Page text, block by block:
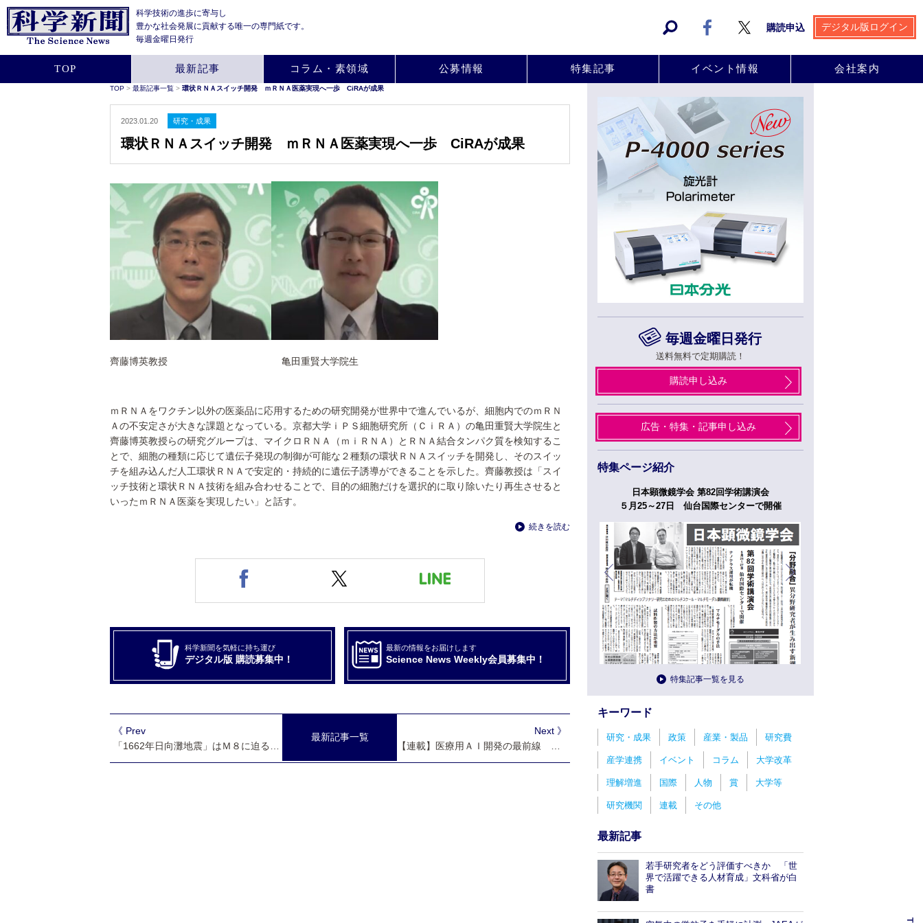
科学技術の進歩に寄与し
豊かな社会発展に貢献する唯一の専門紙です。
毎週金曜日発行
購読申込 デジタル版ログイン
TOP 最新記事 コラム・素領域 公募情報 特集記事 イベント情報 会社案内
TOP > 最新記事一覧 > 環状ＲＮＡスイッチ開発 ｍＲＮＡ医薬実現へ一歩 CiRAが成果
2023.01.20 研究・成果
環状ＲＮＡスイッチ開発 ｍＲＮＡ医薬実現へ一歩 CiRAが成果
齊藤博英教授 亀田重賢大学院生
ｍＲＮＡをワクチン以外の医薬品に応用するための研究開発が世界中で進んでいるが、細胞内でのｍＲＮ
Ａの不安定さが大きな課題となっている。京都大学ｉＰＳ細胞研究所（ＣｉＲＡ）の亀田重賢大学院生と
齊藤博英教授らの研究グループは、マイクロＲＮＡ（ｍｉＲＮＡ）とＲＮＡ結合タンパク質を検知するこ
とで、細胞の種類に応じて遺伝子発現の制御が可能な２種類の環状ＲＮＡスイッチを開発し、そのスイッ
チを組み込んだ人工環状ＲＮＡで安定的・持続的に遺伝子誘導ができることを示した。齊藤教授は「スイ
ッチ技術と環状ＲＮＡ技術を組み合わせることで、目的の細胞だけを選択的に取り除いたり再生させると
いったｍＲＮＡ医薬を実現したい」と話す。
続きを読む
科学新聞を気軽に持ち運び
デジタル版 購読募集中！
最新の情報をお届けします
Science News Weekly会員募集中！
最新記事一覧
Next 》
《 Prev
毎週金曜日発行
送料無料で定期購読！
購読申し込み
広告・特集・記事申し込み
特集ページ紹介
日本薬学会第145年会 ３月26日から29日まで
日本顕微鏡学会 第82回学術講演会
５月25～27日 仙台国際センターで開催
特集記事一覧を見る
キーワード
研究・成果 政策 産業・製品 研究費
産学連携 イベント コラム 大学改革
理解増進 国際 人物 賞 大学等
研究機関 連載 その他
最新記事
若手研究者をどう評価すべきか 「世
界で活躍できる人材育成」文科省が白
書